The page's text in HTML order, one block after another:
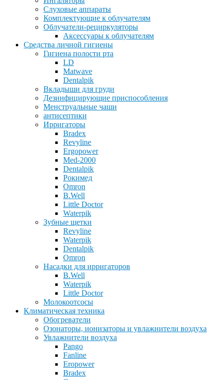
Слуховые аппараты
Комплектующие к облучателям
Облучатели-рециркуляторы
Аксессуары к облучателям
Средства личной гигиены
Гигиена полости рта
LD
Matwave
Dentalpik
Вкладыши для груди
Дезинфицирующие приспособления
Менструальные чаши
антисептики
Ирригаторы
Bradex
Revyline
Ergopower
Med-2000
Dentalpik
Рокимед
Omron
B.Well
Little Doctor
Waterpik
Зубные щетки
Revyline
Waterpik
Dentalpik
Omron
Насадки для ирригаторов
B.Well
Waterpik
Little Doctor
Молокоотсосы
Климатическая техника
Обогреватели
Озонаторы, ионизаторы и увлажнители воздуха
Увлажнители воздуха
Pango
Fanline
Eropower
Bradex